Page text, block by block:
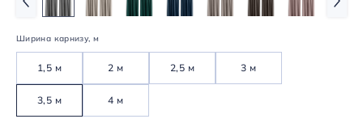
Ширина карнизу, м
1,5 м 2 м 2,5 м 3 м
3,5 м 4 м